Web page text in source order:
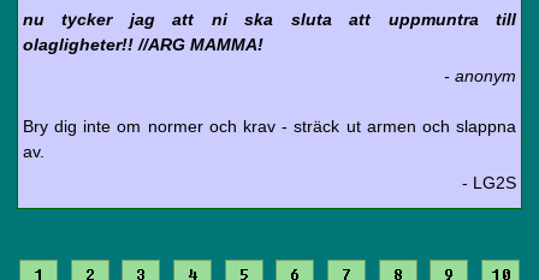
nu tycker jag att ni ska sluta att uppmuntra till
olagligheter!! //ARG MAMMA!
- anonym
Bry dig inte om normer och krav - sträck ut armen och slappna
av.
- LG2S
1 2 3 4 5 6 7 8 9 10